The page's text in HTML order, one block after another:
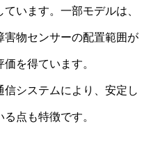
います。一部モデルは、
害物センサーの配置範囲が
を得ています。
システムにより、安定し
点も特徴です。